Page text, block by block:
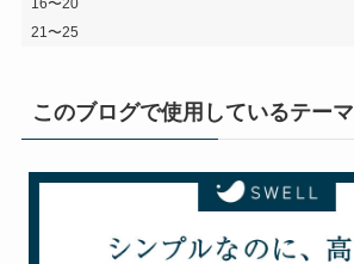
16〜20
21〜25
このブログで使用しているテーマ